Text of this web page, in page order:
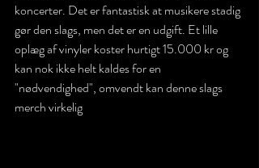
koncerter. Det er fantastisk at musikere stadig
gør den slags, men det er en udgift. Et lille
oplæg af vinyler koster hurtigt 15.000 kr og
kan nok ikke helt kaldes for en
"nødvendighed", omvendt kan denne slags
merch virkelig